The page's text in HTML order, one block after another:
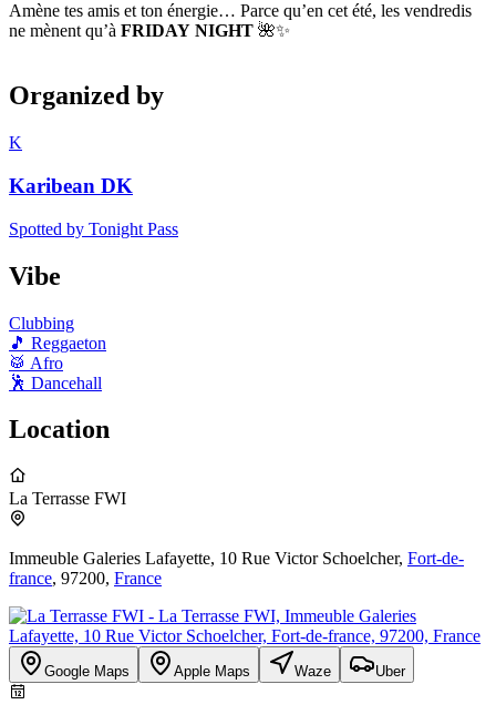
Amène tes amis et ton énergie… Parce qu’en cet été, les vendredis
ne mènent qu’à FRIDAY NIGHT 🌺✨
Organized by
K
Karibean DK
Spotted by Tonight Pass
Vibe
Clubbing
🎵 Reggaeton
🥁 Afro
🕺 Dancehall
Location
La Terrasse FWI
Immeuble Galeries Lafayette, 10 Rue Victor Schoelcher, Fort-de-
france, 97200, France
Google Maps Apple Maps Waze Uber